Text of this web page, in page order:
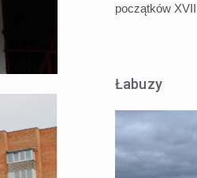
początków
Łabuzy